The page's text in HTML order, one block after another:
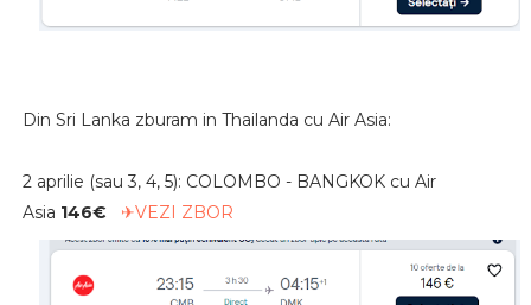
Din Sri Lanka zburam in Thailanda cu Air Asia:
2 aprilie (sau 3, 4, 5): COLOMBO - BANGKOK cu Air
Asia 146€ ✈VEZI ZBOR